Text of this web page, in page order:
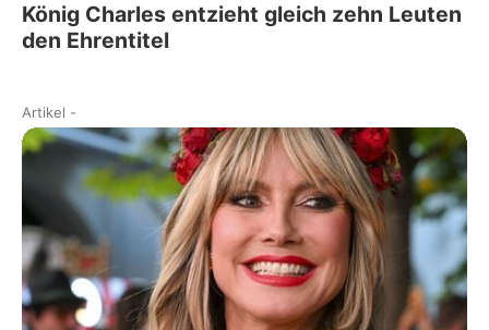
König Charles entzieht gleich zehn Leuten
den Ehrentitel
Artikel -